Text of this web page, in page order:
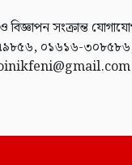
বিজ্ঞাপন সংক্রান্ত
০১৬১৬-